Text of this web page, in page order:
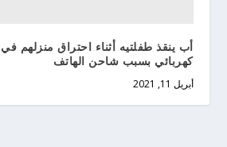
أب ينقذ طفلتيه أثناء احتراق منزلهم
كهربائي بسبب شاحن الهاتف
أبريل 11, 2021